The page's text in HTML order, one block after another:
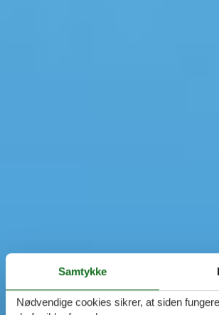
Samtykke
Nødvendige cookies sikrer, at siden